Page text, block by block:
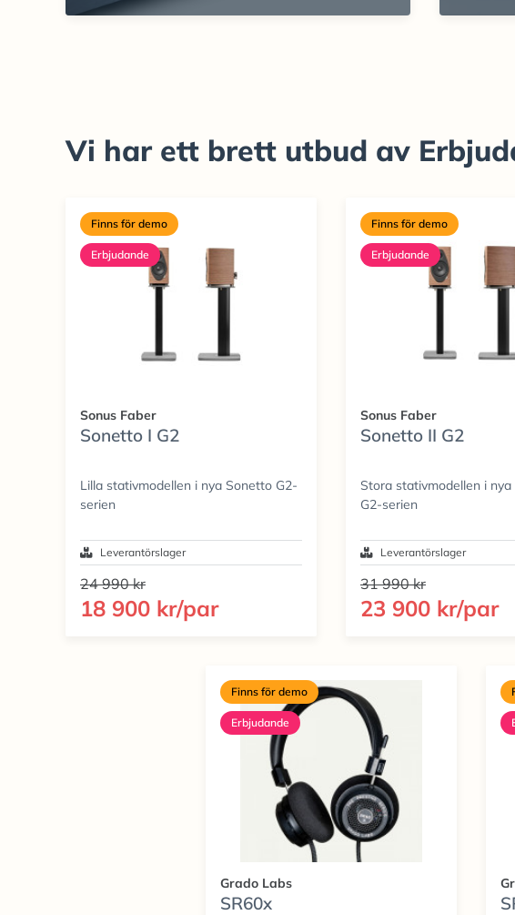
Vi har ett brett utbud av
Finns för demo
Erbjudande
Sonus Faber
Sonetto I G2
Lilla stativmodellen i nya Sonetto G2-
serien
Leverantörslager
24 990 kr
18 900 kr/par
Finns för demo
Erbjudande
Sonus Faber
Sonetto II G2
Stora stativmodellen i
G2-serien
Leverantörslager
31 990 kr
23 900 kr/par
Finns för demo
Erbjudande
Grado Labs
SR60x